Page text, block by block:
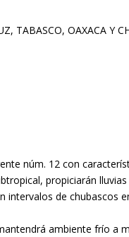
núm. 12 con
propiciarán
de chubascos
ambiente frío a